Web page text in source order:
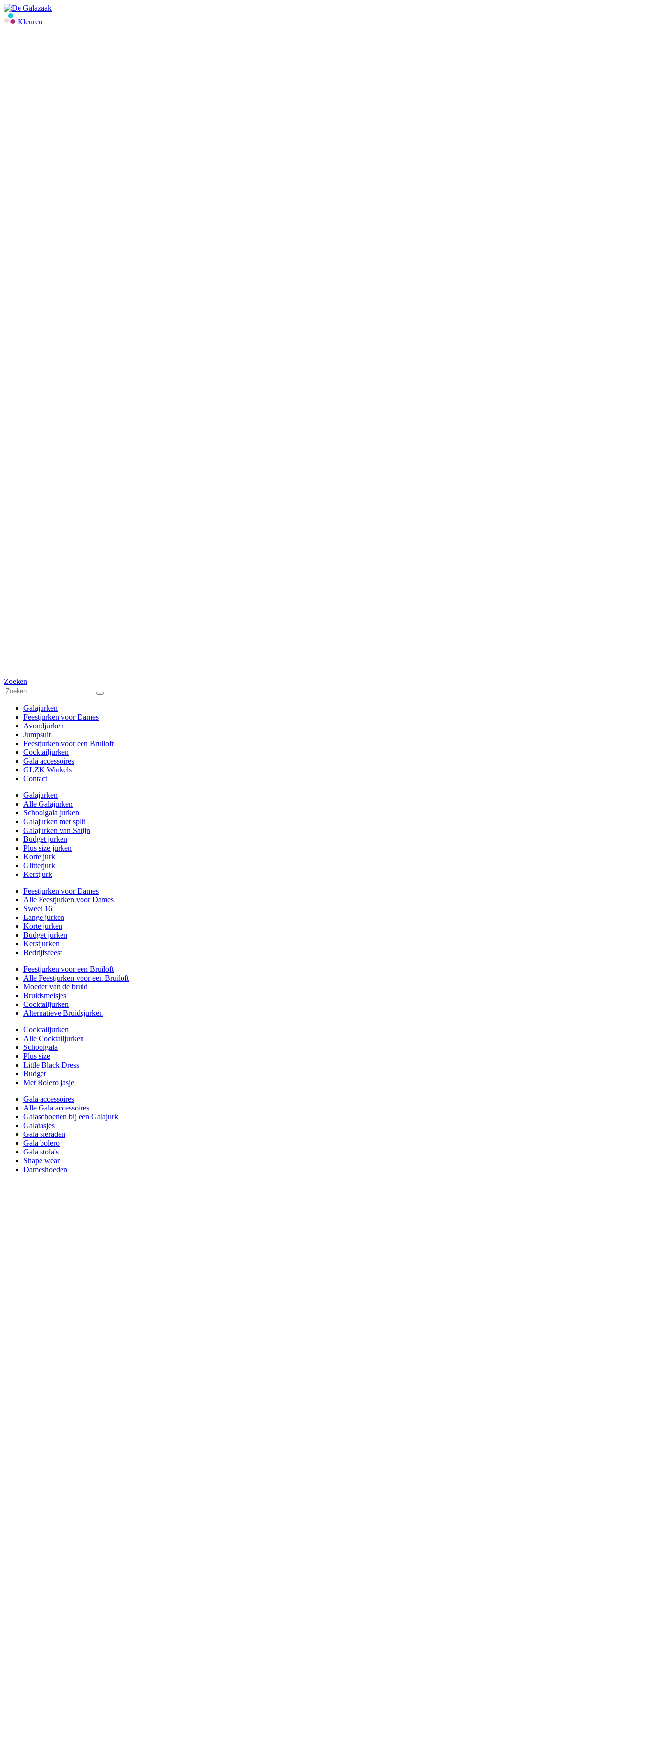
Kleuren
Zoeken
Galajurken
Feestjurken voor Dames
Avondjurken
Jumpsuit
Feestjurken voor een Bruiloft
Cocktailjurken
Gala accessoires
GLZK Winkels
Contact
Galajurken
Alle Galajurken
Schoolgala jurken
Galajurken met split
Galajurken van Satijn
Budget jurken
Plus size jurken
Korte jurk
Glitterjurk
Kerstjurk
Feestjurken voor Dames
Alle Feestjurken voor Dames
Sweet 16
Lange jurken
Korte jurken
Budget jurken
Kerstjurken
Bedrijfsfeest
Feestjurken voor een Bruiloft
Alle Feestjurken voor een Bruiloft
Moeder van de bruid
Bruidsmeisjes
Cocktailjurken
Alternatieve Bruidsjurken
Cocktailjurken
Alle Cocktailjurken
Schoolgala
Plus size
Little Black Dress
Budget
Met Bolero jasje
Gala accessoires
Alle Gala accessoires
Galaschoenen bij een Galajurk
Galatasjes
Gala sieraden
Gala bolero
Gala stola's
Shape wear
Dameshoeden